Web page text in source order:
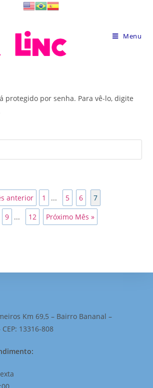
Menu
protegido por senha. Para vê-lo, digite
anterior 1 ... 5 6
7
9 ... 12 Próximo Mês »
Km 69,5 – Bairro Bananal –
13316-808